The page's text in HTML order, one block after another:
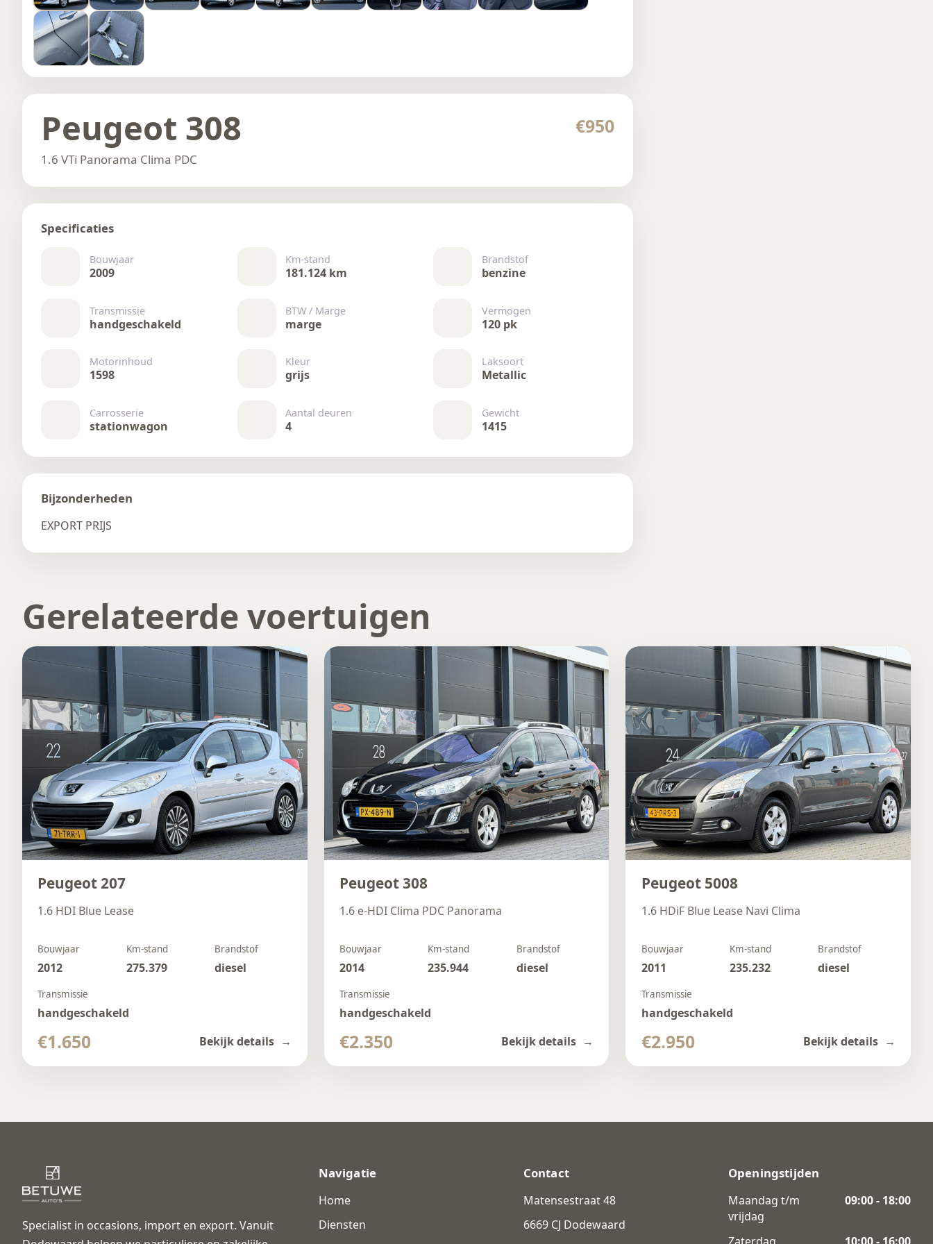
Peugeot 308
1.6 VTi Panorama Clima PDC
€950
Specificaties
Bouwjaar
2009
Km-stand
181.124 km
Brandstof
benzine
Transmissie
handgeschakeld
BTW / Marge
marge
Vermogen
120 pk
Motorinhoud
1598
Kleur
grijs
Laksoort
Metallic
Carrosserie
stationwagon
Aantal deuren
4
Gewicht
1415
Bijzonderheden
EXPORT PRIJS
Gerelateerde voertuigen
Peugeot 207
1.6 HDI Blue Lease
Bouwjaar
2012
Km-stand
275.379
Brandstof
diesel
Transmissie
handgeschakeld
€1.650 Bekijk details
Peugeot 308
1.6 e-HDI Clima PDC Panorama
Bouwjaar
2014
Km-stand
235.944
Brandstof
diesel
Transmissie
handgeschakeld
€2.350 Bekijk details
Peugeot 5008
1.6 HDiF Blue Lease Navi Clima
Bouwjaar
2011
Km-stand
235.232
Brandstof
diesel
Transmissie
handgeschakeld
€2.950 Bekijk details
Specialist in occasions, import en export. Vanuit
Navigatie
Home
Diensten
Contact
Matensestraat 48
6669 CJ Dodewaard
Openingstijden
Maandag t/m
vrijdag
09:00 - 18:00